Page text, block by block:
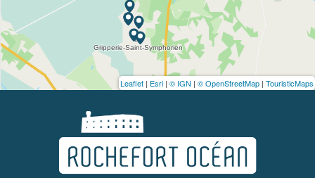
Leaflet | Esri | © IGN | © OpenStreetMap | TouristicMaps